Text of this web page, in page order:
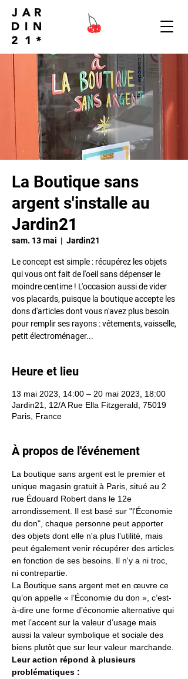
La Boutique sans
argent s'installe au
Jardin21
sam. 13 mai
  |
Jardin21
Le concept est simple : récupérez les objets
qui vous ont fait de l'oeil sans dépenser le
moindre centime ! L'occasion aussi de vider
vos placards, puisque la boutique accepte les
dons d'articles dont vous n'avez plus besoin
pour remplir ses rayons : vêtements, vaisselle,
petit électroménager...
Heure et lieu
13 mai 2023, 14:00 – 20 mai 2023, 18:00
Jardin21, 12/A Rue Ella Fitzgerald, 75019
Paris, France
À propos de l'événement
La boutique sans argent est le premier et
unique magasin gratuit à Paris, situé au 2
rue Édouard Robert dans le 12e
arrondissement. Il est basé sur "l'Économie
du don", chaque personne peut apporter
des objets dont elle n'a plus l’utilité, mais
peut également venir récupérer des articles
en fonction de ses besoins. Il n'y a ni troc,
ni contrepartie.
La Boutique sans argent met en œuvre ce
qu’on appelle « l’Économie du don », c’est-
à-dire une forme d’économie alternative qui
met l’accent sur la valeur d’usage mais
aussi la valeur symbolique et sociale des
biens plutôt que sur leur valeur marchande.
Leur action répond à plusieurs
problématiques :